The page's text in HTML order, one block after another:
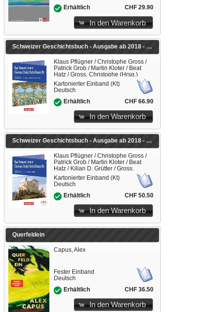
Erhältlich
CHF 29.90
In den Warenkorb
Schweizer Geschichtsbuch - Ausgabe ab 2018 - Band 2
Klaus Pflügner / Christophe Gross /
Patrick Grob / Martin Kloter / Beat
Hatz / Gross, Christophe (Hrsg.)
Kartonierter Einband (Kt)
Deutsch
Erhältlich
CHF 66.90
In den Warenkorb
Schweizer Geschichtsbuch - Ausgabe ab 2018 - Band 1
Klaus Pflügner / Christophe Gross /
Patrick Grob / Martin Kloter / Beat
Hatz / Kilian D. Grütter / Gross,
Christophe (Hrsg.)
Kartonierter Einband (Kt)
Deutsch
Erhältlich
CHF 50.50
In den Warenkorb
Querfeldein
Capus, Alex
Fester Einband
Deutsch
Erhältlich
CHF 36.50
In den Warenkorb